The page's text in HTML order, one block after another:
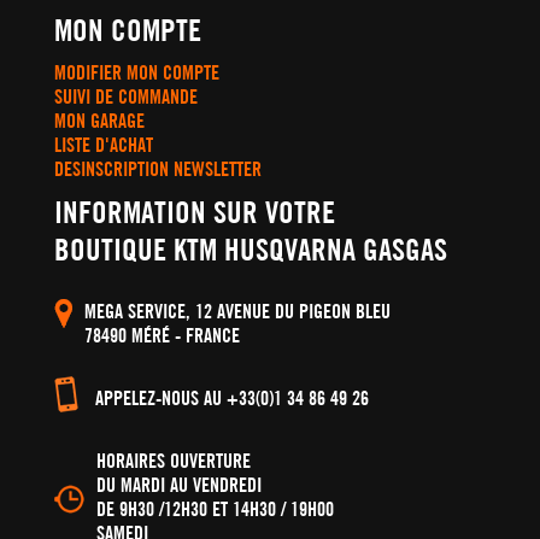
MON COMPTE
MODIFIER MON COMPTE
SUIVI DE COMMANDE
MON GARAGE
LISTE D'ACHAT
DESINSCRIPTION NEWSLETTER
INFORMATION SUR VOTRE
BOUTIQUE KTM HUSQVARNA GASGAS
MEGA SERVICE, 12 AVENUE DU PIGEON BLEU
78490 MÉRÉ - FRANCE
APPELEZ-NOUS AU +33(0)1 34 86 49 26
HORAIRES OUVERTURE
DU MARDI AU VENDREDI
DE 9H30 /12H30 ET 14H30 / 19H00
SAMEDI